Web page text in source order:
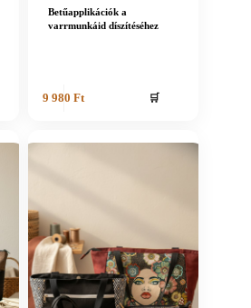
Betűapplikációk a
varrmunkáid díszítéséhez
9 980Ft 🛒